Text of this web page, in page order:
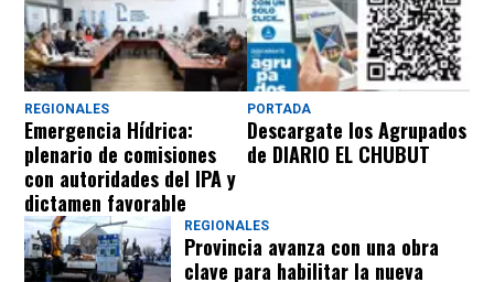
REGIONALES
Emergencia Hídrica:
plenario de comisiones
con autoridades del IPA y
dictamen favorable
PORTADA
Descargate los Agrupados
de DIARIO EL CHUBUT
REGIONALES
Provincia avanza con una obra
clave para habilitar la nueva